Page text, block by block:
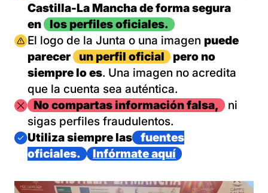
Castilla-La Mancha de forma segura
en
los perfiles oficiales.
Imagen
El logo de la Junta o una imagen puede
parecer
un perfil oficial
pero no
siempre lo es. Una imagen no acredita
que la cuenta sea auténtica.
ImagenNo compartas información falsa,
ni
sigas perfiles fraudulentos.
Imagen
Utiliza siempre las
fuentes
oficiales.
Infórmate aquí